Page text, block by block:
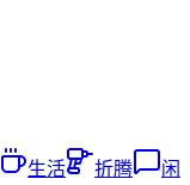
生活 折腾
闲